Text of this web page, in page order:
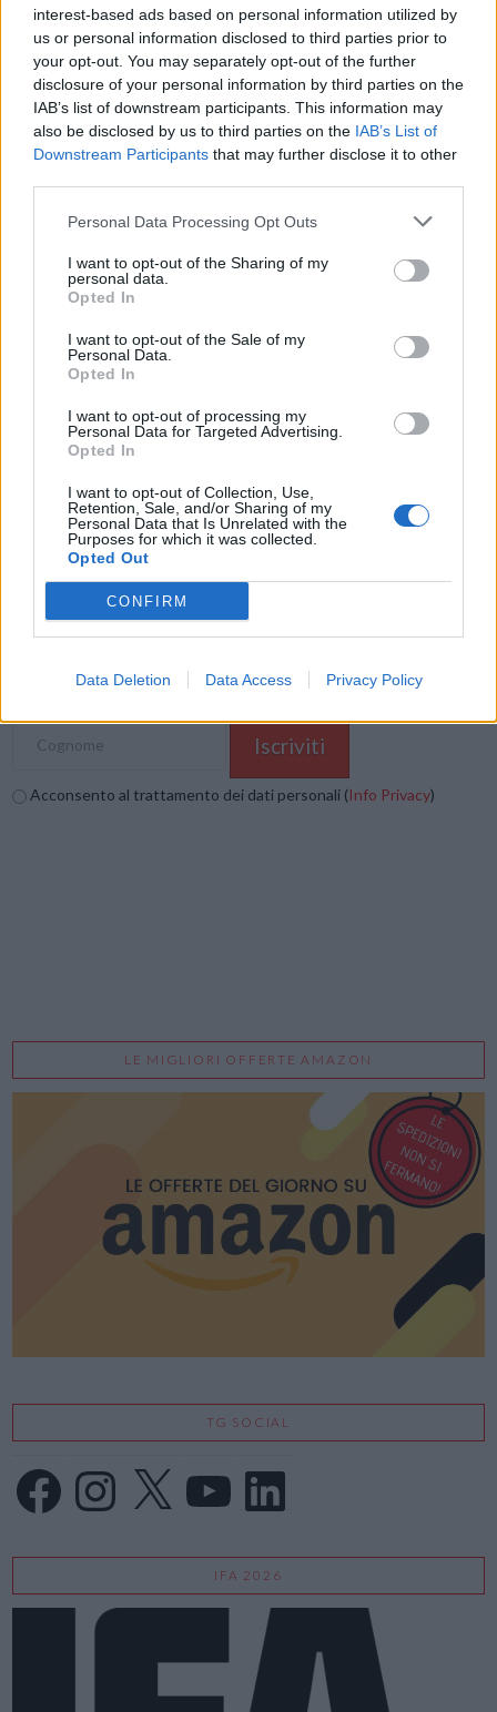
interest-based ads based on personal information utilized by
us or personal information disclosed to third parties prior to
your opt-out. You may separately opt-out of the further
disclosure of your personal information by third parties on the
IAB’s list of downstream participants. This information may
also be disclosed by us to third parties on the IAB’s List of
Downstream Participants that may further disclose it to other
Personal Data Processing Opt Outs
I want to opt-out of the Sharing of my
personal data.
Opted In
I want to opt-out of the Sale of my
Personal Data.
Opted In
I want to opt-out of processing my
Personal Data for Targeted Advertising.
Opted In
I want to opt-out of Collection, Use,
Retention, Sale, and/or Sharing of my
Personal Data that Is Unrelated with the
Purposes for which it was collected.
Opted Out
CONFIRM
Data Deletion Data Access Privacy Policy
Lavorando a stretto contatto con ZTE, Nuance renderà ancor più
semplice ed umano il modo in cui le persone interagiscono attraverso
la voce con le applicazioni ed i dispositivi ZTE ”, aggiunge Michael
Thompson, executive Vice President e General Manager di Nuance
Mobile. “Questa nostra collaborazione porterà a una nuova offerta
globale di applicazioni e dispositivi Android intuitivi ed intelligenti,
L’app Car Mode di ZTE verrà resa
Condividi questo articolo:
E-mail LinkedIn Facebook
Stampa Altro
Vuoi ricevere gli aggiornamenti delle news di TecnoGazzetta?
Inserisci nome ed indirizzo E-Mail:
Acconsento al trattamento dei dati personali (Info Privacy)
LE MIGLIORI OFFERTE AMAZON
TG SOCIAL
FacebookInstagram
X LinkedIn
IFA 2026